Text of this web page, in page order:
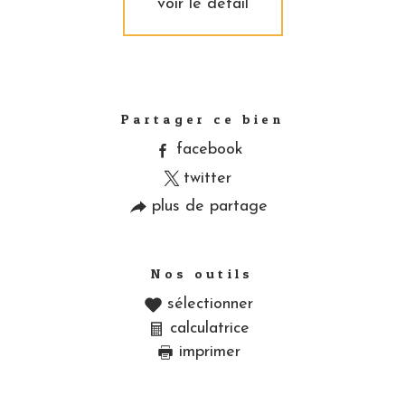
voir le détail
Partager ce bien
facebook
twitter
plus de partage
Nos outils
sélectionner
calculatrice
imprimer